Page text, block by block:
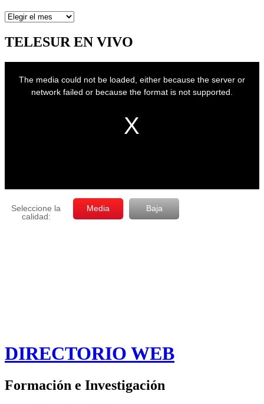
Artículos
mes
TELESUR EN VIVO
DIRECTORIO WEB
Formación e Investigación